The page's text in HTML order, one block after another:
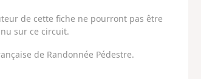
de cette fiche ne pourront pas être
sur ce circuit.
de Randonnée Pédestre.